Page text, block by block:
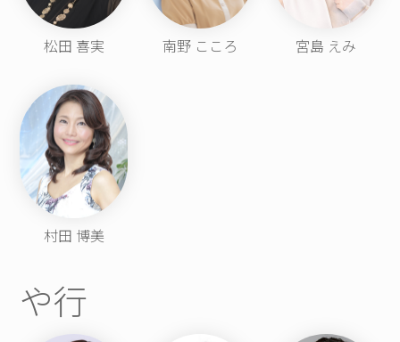
松田 喜実 南野 こころ 宮島 えみ
村田 博美
や行